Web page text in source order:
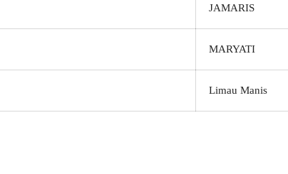
JAMARIS
MARYATI
Limau Manis